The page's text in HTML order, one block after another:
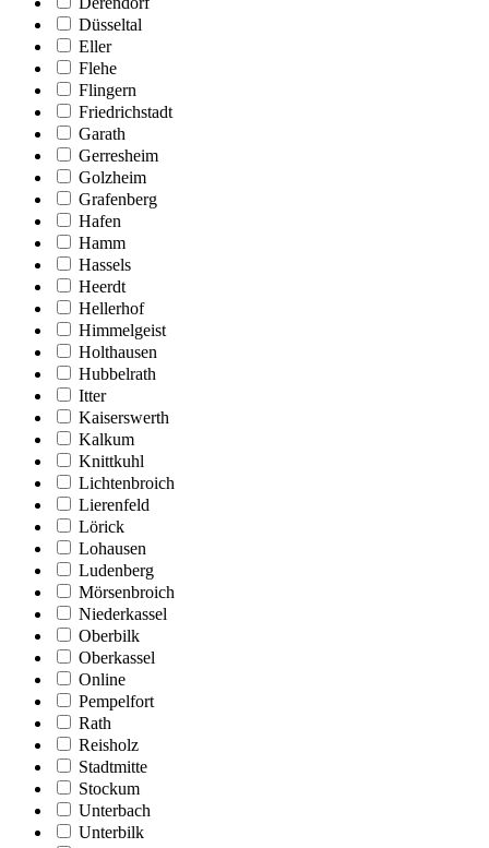
Düsseltal
Eller
Flehe
Flingern
Friedrichstadt
Garath
Gerresheim
Golzheim
Grafenberg
Hafen
Hamm
Hassels
Heerdt
Hellerhof
Himmelgeist
Holthausen
Hubbelrath
Itter
Kaiserswerth
Kalkum
Knittkuhl
Lichtenbroich
Lierenfeld
Lörick
Lohausen
Ludenberg
Mörsenbroich
Niederkassel
Oberbilk
Oberkassel
Online
Pempelfort
Rath
Reisholz
Stadtmitte
Stockum
Unterbach
Unterbilk